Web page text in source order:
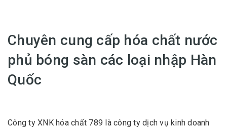
Chuyên cung cấp hóa chất nước
phủ bóng sàn các loại nhập Hàn
Quốc
Công ty XNK hóa chất 789 là công ty dịch vụ kinh doanh